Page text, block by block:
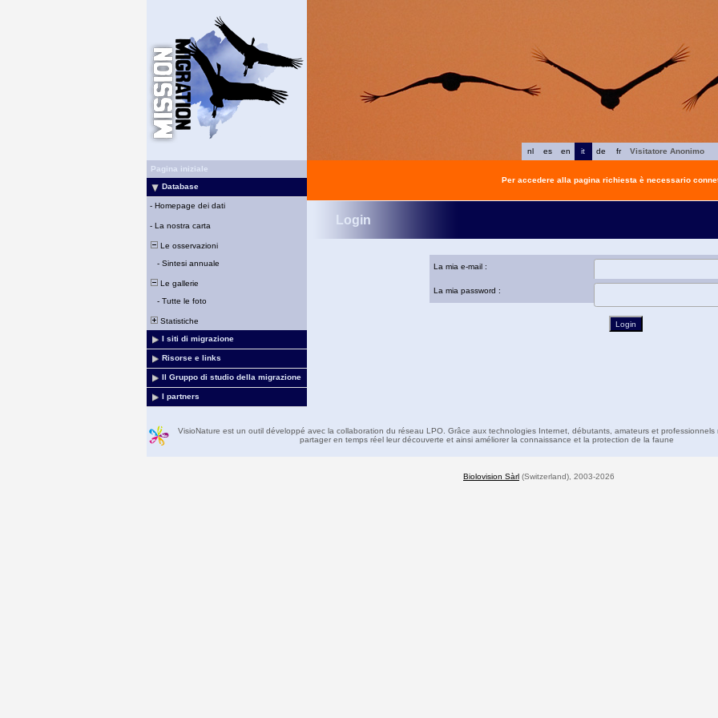
fr
de
it
en
es
nl
Visitatore Anonimo
Pagina iniziale
Database
- Homepage dei dati
- La nostra carta
Le osservazioni
- Sintesi annuale
Le gallerie
- Tutte le foto
Statistiche
I siti di migrazione
Risorse e links
Il Gruppo di studio della migrazione
I partners
Per accedere alla pagina richiesta è necessario
Login
La mia e-mail :
La mia password :
VisioNature est un outil développé avec la collaboration du réseau LPO. Grâce aux technologies Internet, débutants, amateurs et professionnels
partager en temps réel leur découverte et ainsi améliorer la connaissance et la protection de la faune
Biolovision Sàrl (Switzerland), 2003-2026